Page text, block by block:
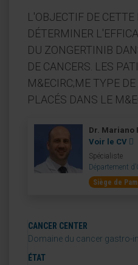
L'OBJECTIF DE CETTE
DÉTERMINER
DU ZONGERTINIB
DE CANCERS. LES
M&ECIRC;ME TYPE
PLACÉS DANS LE
Dr. Mariano
Voir le CV
Spécialiste
Département
Siège de
CANCER CENTER
Domaine du cancer gastro-
ÉTAT